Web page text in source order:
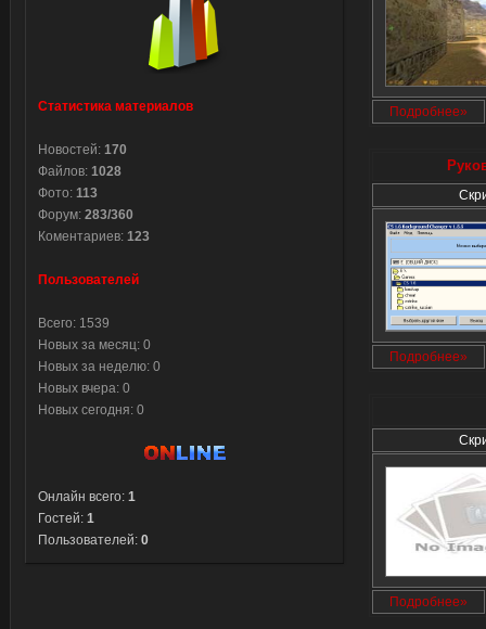
Подробнее»
Подробнее»
Подробнее»
Статистика материалов
Новостей: 170
Файлов: 1028
Фото: 113
Форум: 283/360
Коментариев: 123
Пользователей
Всего: 1539
Новых за месяц: 0
Новых за неделю: 0
Новых вчера: 0
Новых сегодня: 0
Онлайн всего: 1
Гостей: 1
Пользователей: 0